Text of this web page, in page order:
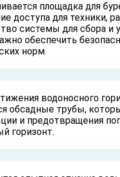
площадка для
доступа для техники,
системы для сбора и
обеспечить
норм.
водоносного
обсадные трубы,
и предотвращения
горизонт.